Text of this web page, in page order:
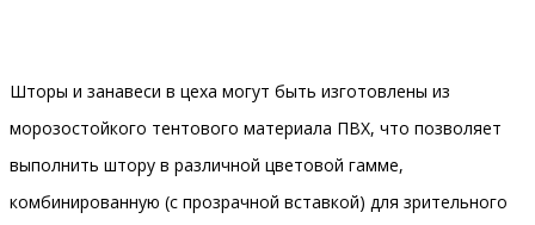
Шторы и занавеси в цеха могут быть изготовлены из
морозостойкого тентового материала ПВХ, что позволяет
выполнить штору в различной цветовой гамме,
комбинированную (с прозрачной вставкой) для зрительного